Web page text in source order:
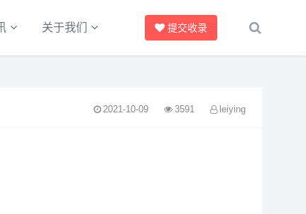
关于我们 提交收录
2021-10-09 3591 leiying